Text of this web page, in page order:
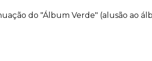
do "Álbum Verde" (alusão ao